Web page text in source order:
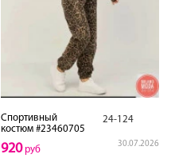
Спортивный
костюм #23460705
24-124
30.07.2026
920руб